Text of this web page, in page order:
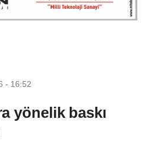
- 16:52
yönelik baskı